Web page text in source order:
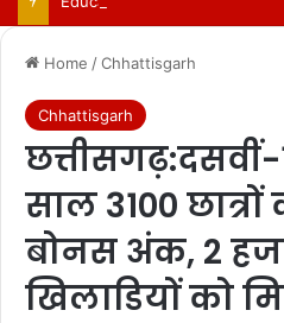
Home /Chhattisgarh
Chhattisgarh
साल 3100
बोनस अंक, 2
खिलाडियों को